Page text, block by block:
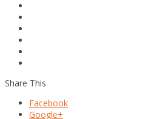
Share This
Facebook
Google+